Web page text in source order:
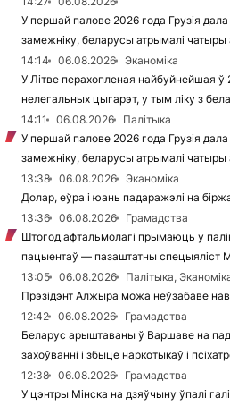
У першай палове 2026 года Грузія
замежніку, беларусы атрымалі
14:14
06.08.2026
Эканоміка
У Літве перахопленая найбуйнейшая ў
нелегальных цыгарэт, у тым ліку з
14:11
06.08.2026
Палітыка
У першай палове 2026 года Грузія
замежніку, беларусы атрымалі
13:38
06.08.2026
Эканоміка
Долар, еўра і юань падаражэлі на
13:36
06.08.2026
Грамадства
Штогод афтальмолагі прымаюць у
пацыентаў — пазаштатны спецыяліст
13:05
06.08.2026
Палітыка,
Прэзідэнт Алжыра можа неўзабаве
12:42
06.08.2026
Грамадства
Беларус арыштаваны ў Варшаве на
захоўванні і збыце наркотыкаў і
12:38
06.08.2026
Грамадства
У цэнтры Мінска на дзяўчыну ўпалі